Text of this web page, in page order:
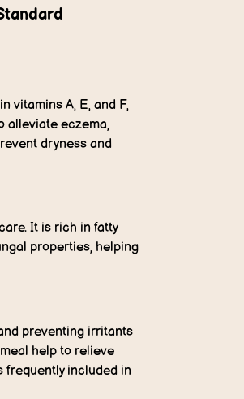
vitamins A, E, and F,
alleviate eczema,
dryness and
It is rich in fatty
properties, helping
preventing irritants
help to relieve
frequently included in